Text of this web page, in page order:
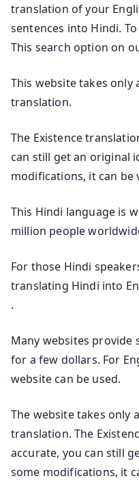
translation of your
sentences into Hindi.
This search option on
This website takes only
translation.
The Existence
can still get an original
modifications, it can be
This Hindi language is
million people
For those Hindi
translating Hindi into
.
Many websites provide
for a few dollars. For
website can be used.
The website takes only
translation. The
accurate, you can still
some modifications, it